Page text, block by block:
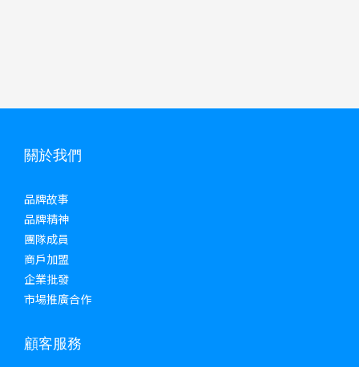
關於我們
品牌故事
品牌精神
團隊成員
商戶加盟
企業批發
市場推廣合作
顧客服務